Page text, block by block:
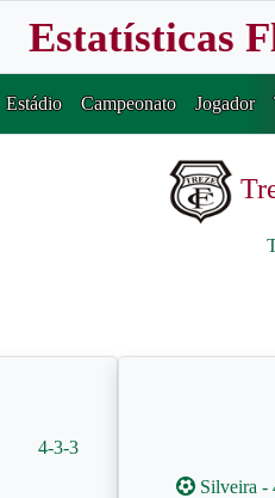
Estatísticas
Estádio Campeonato Jogador
4-3-3
Silveira -